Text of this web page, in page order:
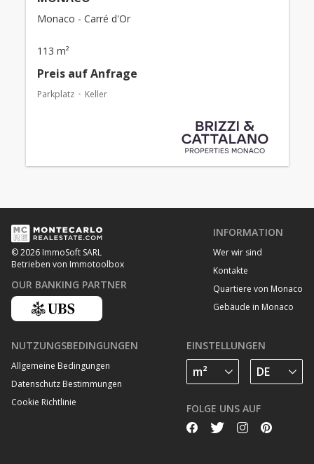
Monaco - Carré d'Or
113 m²
Preis auf Anfrage
Parkplatz Keller
© 2026 ImmoSoft SARL
Betrieben von Immotoolbox
OUR BANKING PARTNER
INFORMATION
Wer wir sind
Kontakte
Quartiere von Monaco
Gebäude in Monaco
NUTZUNGSBEDINGUNGEN
Allgemeine Bedingungen
Datenschutz Bestimmungen
Cookie Richtlinie
EINSTELLUNGEN
FOLGE UNS AUF